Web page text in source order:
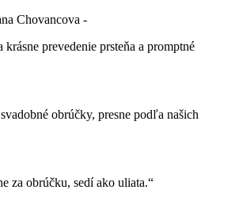
Chovancova -
krásne prevedenie prsteňa a promptné
obrúčky, presne podľa našich
za obrúčku, sedí ako uliata.“